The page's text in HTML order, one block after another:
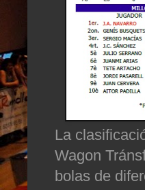
La
Wagon
bolas de